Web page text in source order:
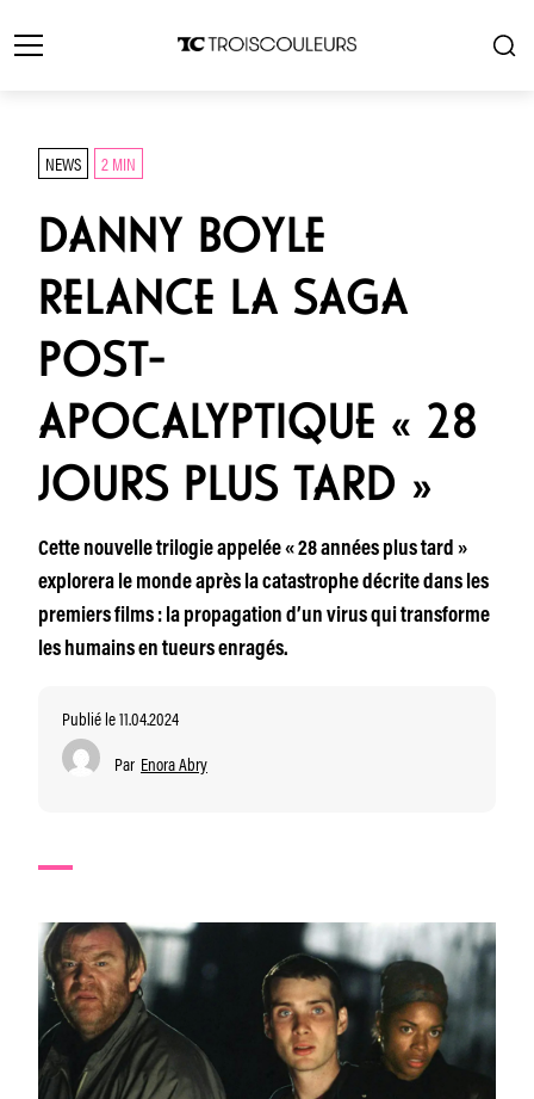
NEWS 2 MIN
DANNY BOYLE
RELANCE LA SAGA
POST-
APOCALYPTIQUE « 28
JOURS PLUS TARD »
Cette nouvelle trilogie appelée « 28 années plus tard »
explorera le monde après la catastrophe décrite dans les
premiers films : la propagation d’un virus qui transforme
les humains en tueurs enragés.
Publié le 11.04.2024
Par Enora Abry